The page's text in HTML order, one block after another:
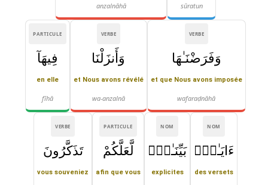
sūratun
anzalnāhā
VERBE
وَفَرَضْنَـٰهَا
et que Nous avons imposée
wafaraḍnāhā
VERBE
وَأَنزَلْنَا
et Nous avons révélé
wa-anzalnā
PARTICULE
فِيهَآ
en elle
fīhā
NOM
ءَايَـٰتٍۭ
des versets
NOM
بَيِّنَـٰتٍۢ
explicites
PARTICULE
لَّعَلَّكُمْ
afin que vous
VERBE
تَذَكَّرُونَ
vous souveniez